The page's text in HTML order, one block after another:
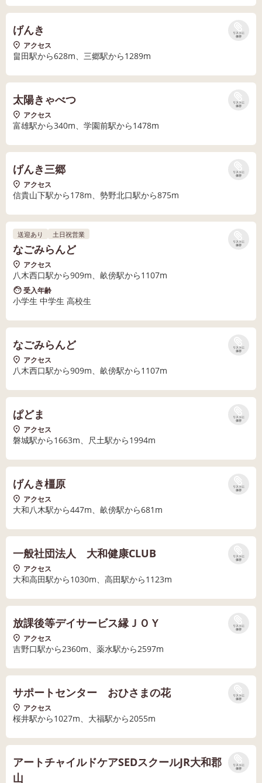
リストに
保存
げんき
アクセス
畠田駅から628m、三郷駅から1289m
リストに
保存
太陽きゃべつ
アクセス
富雄駅から340m、学園前駅から1478m
リストに
保存
げんき三郷
アクセス
信貴山下駅から178m、勢野北口駅から875m
リストに
保存
送迎あり 土日祝営業
なごみらんど
アクセス
八木西口駅から909m、畝傍駅から1107m
受入年齢
小学生 中学生 高校生
リストに
保存
なごみらんど
アクセス
八木西口駅から909m、畝傍駅から1107m
リストに
保存
ぱどま
アクセス
磐城駅から1663m、尺土駅から1994m
リストに
保存
げんき橿原
アクセス
大和八木駅から447m、畝傍駅から681m
リストに
保存
一般社団法人 大和健康CLUB
アクセス
大和高田駅から1030m、高田駅から1123m
リストに
保存
放課後等デイサービス縁ＪＯＹ
アクセス
吉野口駅から2360m、薬水駅から2597m
リストに
保存
サポートセンター おひさまの花
アクセス
桜井駅から1027m、大福駅から2055m
リストに
保存
アートチャイルドケアSEDスクールJR大和郡
山